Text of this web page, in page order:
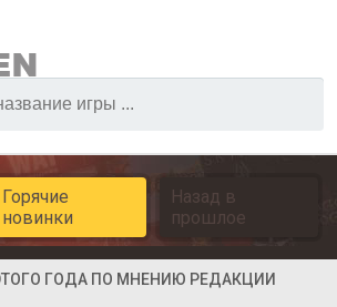
Горячие
новинки
Назад в
прошлое
ГОДА ПО МНЕНИЮ РЕДАКЦИИ